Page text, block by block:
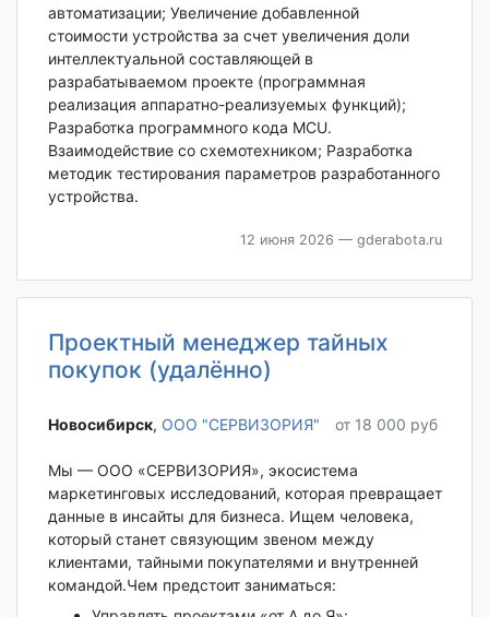
автоматизации; Увеличение добавленной
стоимости устройства за счет увеличения доли
интеллектуальной составляющей в
разрабатываемом проекте (программная
реализация аппаратно-реализуемых функций);
Разработка программного кода MCU.
Взаимодействие со схемотехником; Разработка
методик тестирования параметров разработанного
устройства.
12 июня 2026 — gderabota.ru
Проектный менеджер тайных
покупок (удалённо)
Новосибирск‎, ООО "СЕРВИЗОРИЯ" от 18 000 руб
Мы — ООО «СЕРВИЗОРИЯ», экосистема
маркетинговых исследований, которая превращает
данные в инсайты для бизнеса. Ищем человека,
который станет связующим звеном между
клиентами, тайными покупателями и внутренней
командой.Чем предстоит заниматься: